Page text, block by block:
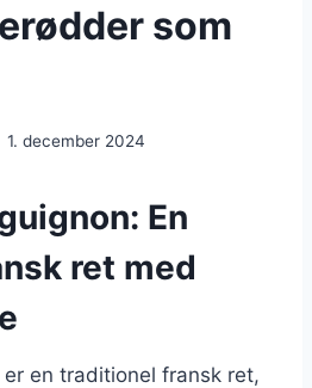
som
1. december 2024
En
ret med
en traditionel fransk ret,